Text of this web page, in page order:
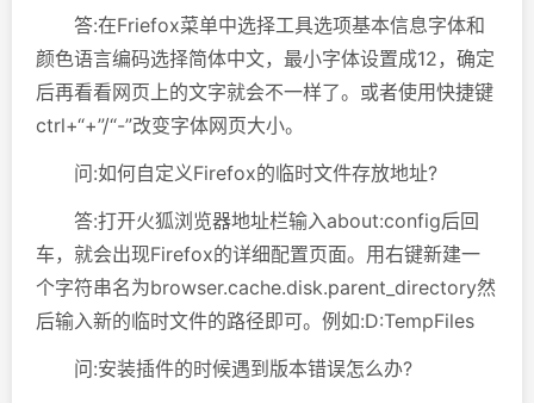
答:在Friefox菜单中选择工具选项基本信息字体和
颜色语言编码选择简体中文，最小字体设置成12，确定
后再看看网页上的文字就会不一样了。或者使用快捷键
ctrl+“+”/“-”改变字体网页大小。
问:如何自定义Firefox的临时文件存放地址?
答:打开火狐浏览器地址栏输入about:config后回
车，就会出现Firefox的详细配置页面。用右键新建一
个字符串名为browser.cache.disk.parent_directory然
后输入新的临时文件的路径即可。例如:D:TempFiles
问:安装插件的时候遇到版本错误怎么办?